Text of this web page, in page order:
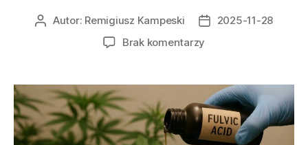
AutorAutor: Remigiusz Kampeski
Data2025-11-28
Brak komentarzy
kwasy
fulwowe
w
uprawie